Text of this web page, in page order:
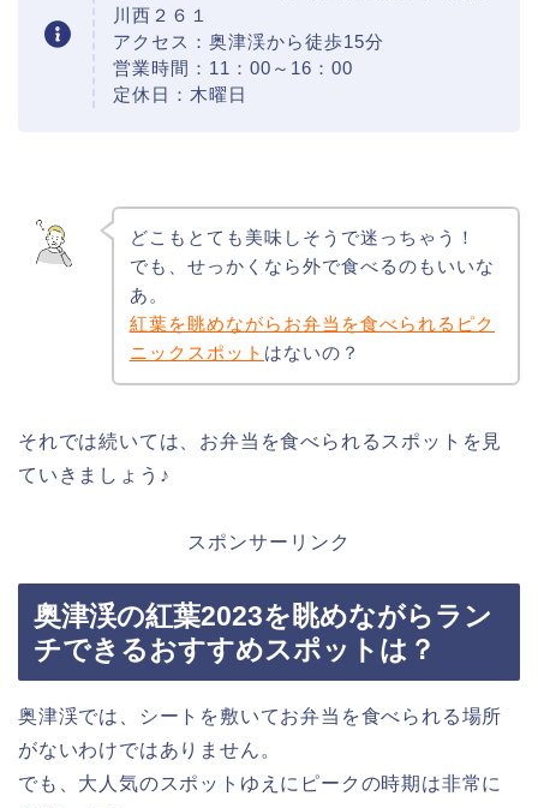
川西２６１
アクセス：奥津渓から徒歩15分
営業時間：11：00～16：00
定休日：木曜日
どこもとても美味しそうで迷っちゃう！
でも、せっかくなら外で食べるのもいいな
あ。
紅葉を眺めながらお弁当を食べられるピク
ニックスポット はないの？
それでは続いては、お弁当を食べられるスポットを見
ていきましょう♪
スポンサーリンク
奥津渓の紅葉2023を眺めながらラン
チできるおすすめスポットは？
奥津渓では、シートを敷いてお弁当を食べられる場所
がないわけではありません。
でも、大人気のスポットゆえにピークの時期は非常に